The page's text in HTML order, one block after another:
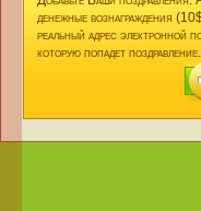
денежные вознаграждения
реальный адрес электронной
которую попадет